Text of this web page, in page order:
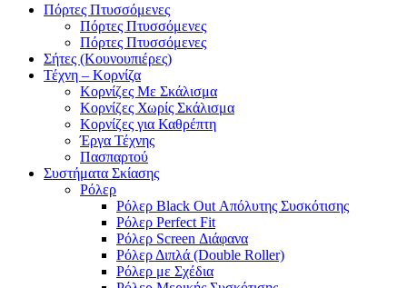
Πόρτες Πτυσσόμενες
Πόρτες Πτυσσόμενες
Πόρτες Πτυσσόμενες
Σήτες (Κουνουπιέρες)
Τέχνη – Κορνίζα
Κορνίζες Με Σκάλισμα
Κορνίζες Χωρίς Σκάλισμα
Κορνίζες για Καθρέπτη
Έργα Τέχνης
Πασπαρτού
Συστήματα Σκίασης
Ρόλερ
Ρόλερ Black Out Απόλυτης Συσκότισης
Ρόλερ Perfect Fit
Ρόλερ Screen Διάφανα
Ρόλερ Διπλά (Double Roller)
Ρόλερ με Σχέδια